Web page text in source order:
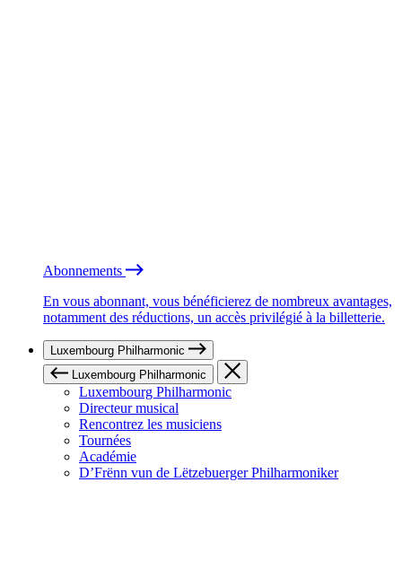
Abonnements
En vous abonnant, vous bénéficierez de nombreux avantages,
notamment des réductions, un accès privilégié à la billetterie.
Luxembourg Philharmonic
Luxembourg Philharmonic
Luxembourg Philharmonic
Directeur musical
Rencontrez les musiciens
Tournées
Académie
D’Frënn vun de Lëtzebuerger Philharmoniker